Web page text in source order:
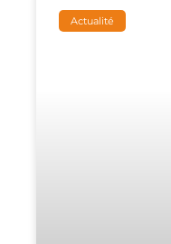
Actualité